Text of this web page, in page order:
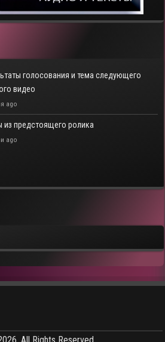
голосования и тема следующего
видео
ago
предстоящего ролика
ago